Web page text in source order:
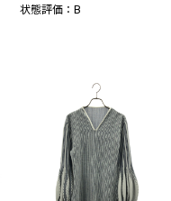
状態評価：B